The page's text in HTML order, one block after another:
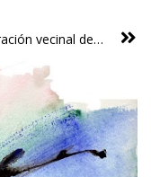
La Federación vecinal denuncia el desahucio de una familia en València sin que las Administraciones ofrezcan ninguna alternativa